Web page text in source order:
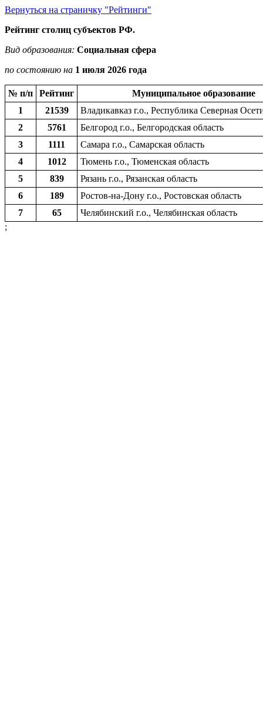
Вернуться на страничку "Рейтинги"
Рейтинг столиц субъектов РФ.
Вид образования: Социальная сфера
по состоянию на 1 июля 2026 года
№ п/п Рейтинг
Муниципальное образование
1
21539
Владикавказ г.о., Республика Северная
2
5761
Белгород г.о., Белгородская область
3
1111
Самара г.о., Самарская область
4
1012
Тюмень г.о., Тюменская область
5
839
Рязань г.о., Рязанская область
6
189
Ростов-на-Дону г.о., Ростовская область
7
65
Челябинский г.о., Челябинская область
;